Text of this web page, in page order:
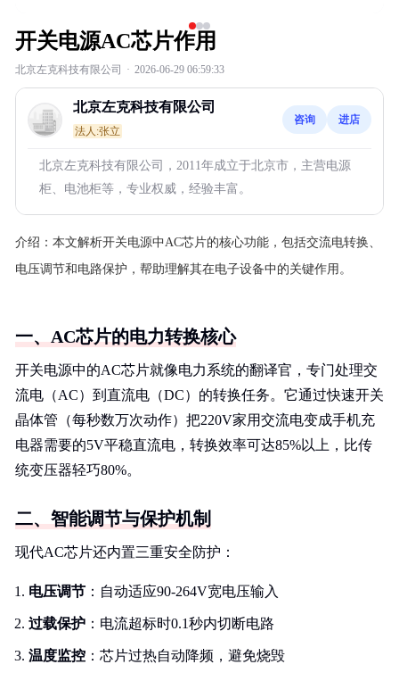
开关电源AC芯片作用
北京左克科技有限公司 · 2026-06-29 06:59:33
北京左克科技有限公司
法人:张立
咨询 进店
北京左克科技有限公司，2011年成立于北京市，主营电源
柜、电池柜等，专业权威，经验丰富。
介绍： 本文解析开关电源中AC芯片的核心功能，包括交流电转换、
电压调节和电路保护，帮助理解其在电子设备中的关键作用。
一、AC芯片的电力转换核心
开关电源中的AC芯片就像电力系统的翻译官，专门处理交
流电（AC）到直流电（DC）的转换任务。它通过快速开关
晶体管（每秒数万次动作）把220V家用交流电变成手机充
电器需要的5V平稳直流电，转换效率可达85%以上，比传
统变压器轻巧80%。
二、智能调节与保护机制
现代AC芯片还内置三重安全防护：
电压调节 ：自动适应90-264V宽电压输入
过载保护 ：电流超标时0.1秒内切断电路
温度监控 ：芯片过热自动降频，避免烧毁